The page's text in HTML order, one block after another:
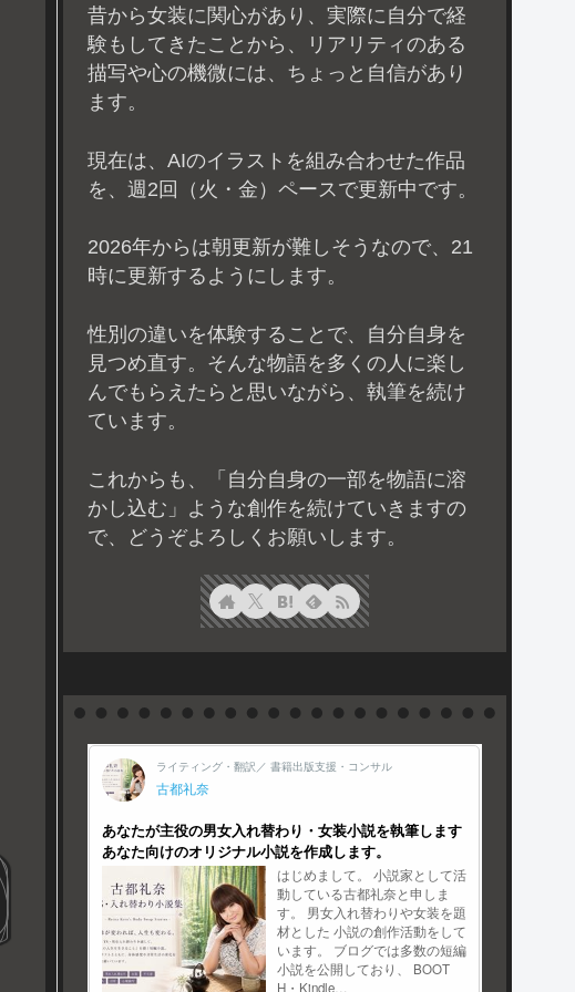
昔から女装に関心があり、実際に自分で経
験もしてきたことから、リアリティのある
描写や心の機微には、ちょっと自信があり
ます。
現在は、AIのイラストを組み合わせた作品
を、週2回（火・金）ペースで更新中です。
2026年からは朝更新が難しそうなので、21
時に更新するようにします。
性別の違いを体験することで、自分自身を
見つめ直す。そんな物語を多くの人に楽し
んでもらえたらと思いながら、執筆を続け
ています。
これからも、「自分自身の一部を物語に溶
かし込む」ような創作を続けていきますの
で、どうぞよろしくお願いします。